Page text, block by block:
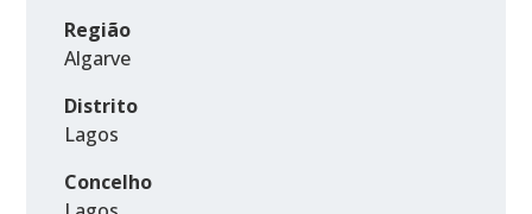
Região
Algarve
Distrito
Lagos
Concelho